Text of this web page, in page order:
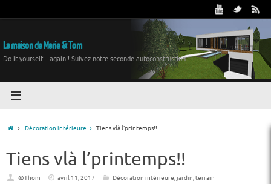
La maison de Marie & Tom
Do it yourself... again!! Suivez notre seconde autoconstruction...
Décoration intérieure Tiens vlà l’printemps!!
Tiens vlà l’printemps!!
@Thom avril 11, 2017 Décoration intérieure,jardin,terrain